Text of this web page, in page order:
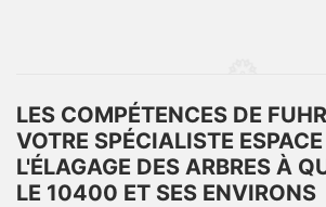
LES COMPÉTENCES DE
VOTRE SPÉCIALISTE
L'ÉLAGAGE DES ARBRES À
LE 10400 ET SES ENVIRONS